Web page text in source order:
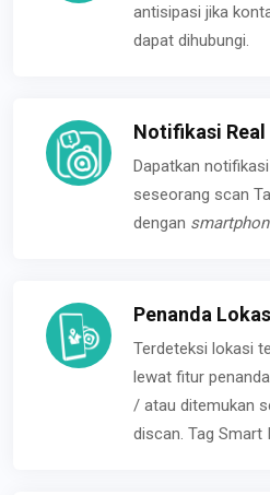
antisipasi jika
dapat dihubungi.
Notifikasi
Dapatkan
seseorang scan
dengan
Penanda
Terdeteksi lokasi
lewat fitur
/ atau ditemukan
discan. Tag Smart